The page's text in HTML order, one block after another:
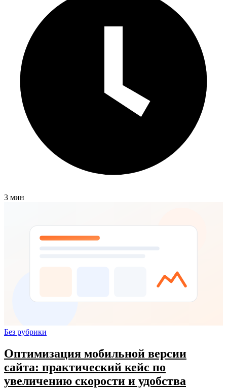
3 мин
Без рубрики
Оптимизация мобильной версии
сайта: практический кейс по
увеличению скорости и удобства